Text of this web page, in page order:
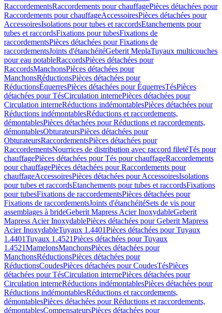
RaccordementsRaccordements pour chauffagePièces détachées pour
Raccordements pour chauffageAccessoiresPièces détachées pour
AccessoiresIsolations pour tubes et raccordsEtanchements pour
tubes et raccordsFixations pour tubesFixations de
raccordementsPièces détachées pour Fixations de
raccordementsJoints d'étanchéitéGeberit MeplaTuyaux multicouches
pour eau potableRaccordsPièces détachées pour
RaccordsManchonsPièces détachées pour
ManchonsRéductionsPièces détachées pour
RéductionsÉquerresPièces détachées pour ÉquerresTésPièces
détachées pour TésCirculation internePièces détachées pour
Circulation interneRéductions indémontablesPièces détachées pour
Réductions indémontablesRéductions et raccordements,
démontablesPièces détachées pour Réductions et raccordements,
démontablesObturateursPièces détachées pour
ObturateursRaccordementsPièces détachées pour
RaccordementsNourrices de distribution avec raccord filetéTés pour
chauffagePièces détachées pour Tés pour chauffageRaccordements
pour chauffagePièces détachées pour Raccordements pour
chauffageAccessoiresPièces détachées pour AccessoiresIsolations
pour tubes et raccordsEtanchements pour tubes et raccordsFixations
pour tubesFixations de raccordementsPièces détachées pour
Fixations de raccordementsJoints d'étanchéitéSets de vis pour
assemblages à brideGeberit Mapress Acier InoxydableGeberit
Mapress Acier InoxydablePièces détachées pour Geberit Mapress
Acier InoxydableTuyaux 1.4401Pièces détachées pour Tuyaux
1.4401Tuyaux 1.4521Pièces détachées pour Tuyaux
1.4521MamelonsManchonsPièces détachées pour
ManchonsRéductionsPièces détachées pour
RéductionsCoudesPièces détachées pour CoudesTésPièces
détachées pour TésCirculation internePièces détachées pour
Circulation interneRéductions indémontablesPièces détachées pour
Réductions indémontablesRéductions et raccordements,
démontablesPièces détachées pour Réductions et raccordements,
démontablesCompensateursPièces détachées pour